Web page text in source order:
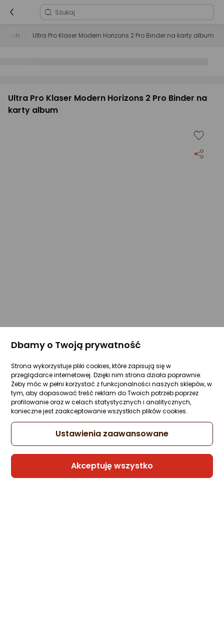
Ultra Pro Klaser Modern Horizons 2 Pro Binder na karty album
Ultra Pro Klaser Modern Horizons 2 Pro Binder na
karty album
Dbamy o Twoją prywatność
Strona wykorzystuje pliki cookies, które zapisują się w
przeglądarce internetowej. Dzięki nim strona działa poprawnie.
Żeby móc w pełni korzystać z funkcjonalności naszych sklepów, w
tym, aby dopasować treść reklam do Twoich potrzeb poprzez
profilowanie oraz w celach statystycznych i analitycznych,
konieczne jest zaakceptowanie wszystkich plików cookies.
Ustawienia zaawansowane
Akceptuję wszystko